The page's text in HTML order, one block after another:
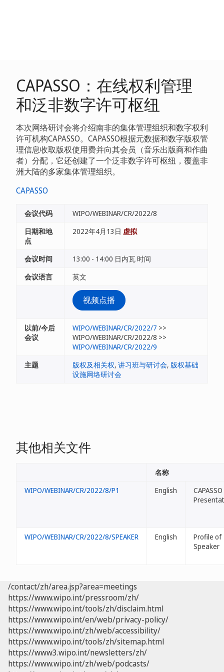
CAPASSO：在线权利管理
和泛非数字许可枢纽
本次网络研讨会将介绍南非的集体管理组织和数字权利
许可机构CAPASSO。CAPASSO根据元数据和数字版权管
理信息收取版权使用费并向其会员（音乐出版商和作曲
者）分配，它还创建了一个泛非数字许可枢纽，覆盖非
洲大陆的多家集体管理组织。
CAPASSO
会议代码
WIPO/WEBINAR/CR/2022/8
日期和地
点
2022年4月13日 虚拟
会议时间
13:00 - 14:00 日内瓦 时间
会议语言
英文
视频点播
以前/今后
会议
WIPO/WEBINAR/CR/2022/7 >>
WIPO/WEBINAR/CR/2022/8 >>
WIPO/WEBINAR/CR/2022/9
主题
版权及相关权, 讲习班与研讨会, 版权基础
设施网络研讨会
其他相关文件
名称
WIPO/WEBINAR/CR/2022/8/P1
English
CAPASSO
WIPO/WEBINAR/CR/2022/8/SPEAKER English
Profile of
Speaker
/contact/zh/area.jsp?area=meetings
https://www.wipo.int/pressroom/zh/
https://www.wipo.int/tools/zh/disclaim.html
https://www.wipo.int/en/web/privacy-policy/
https://www.wipo.int/zh/web/accessibility/
https://www.wipo.int/tools/zh/sitemap.html
https://www3.wipo.int/newsletters/zh/
https://www.wipo.int/zh/web/podcasts/